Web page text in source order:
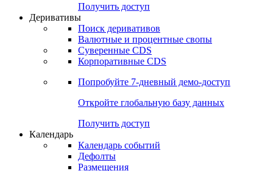
Получить доступ
Деривативы
Поиск деривативов
Валютные и процентные свопы
Суверенные CDS
Корпоративные CDS
Попробуйте 7-дневный демо-доступ
Откройте глобальную базу данных
Получить доступ
Календарь
Календарь событий
Дефолты
Размещения